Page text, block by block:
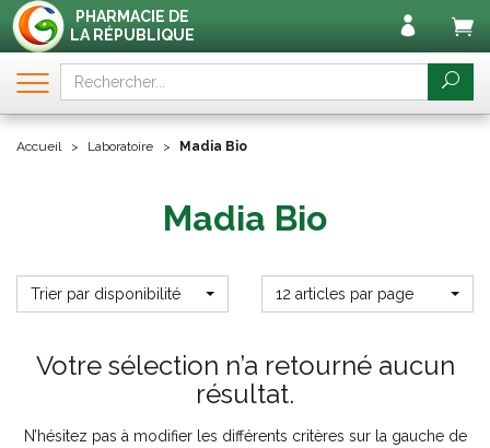
PHARMACIE DE
LA RÉPUBLIQUE
Accueil Laboratoire Madia Bio
Madia Bio
Trier par disponibilité 12 articles par page
Votre sélection n’a retourné aucun
résultat.
N’hésitez pas à modifier les différents critères sur la gauche de